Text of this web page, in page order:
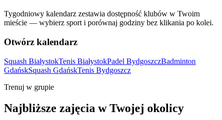
Tygodniowy kalendarz zestawia dostępność klubów w Twoim
mieście — wybierz sport i porównaj godziny bez klikania po kolei.
Otwórz kalendarz
Squash BiałystokTenis BiałystokPadel BydgoszczBadminton
GdańskSquash GdańskTenis Bydgoszcz
Trenuj w grupie
Najbliższe zajęcia w Twojej okolicy